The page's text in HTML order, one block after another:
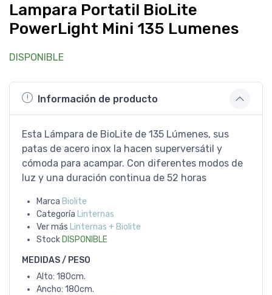
Lampara Portatil BioLite
PowerLight Mini 135 Lumenes
DISPONIBLE
Información de producto
Esta Lámpara de BioLite de 135 Lúmenes, sus
patas de acero inox la hacen superversátil y
cómoda para acampar. Con diferentes modos de
luz y una duración continua de 52 horas
Marca Biolite
Categoría Linternas
Ver más Linternas + Biolite
Stock DISPONIBLE
MEDIDAS / PESO
Alto: 180cm.
Ancho: 180cm.